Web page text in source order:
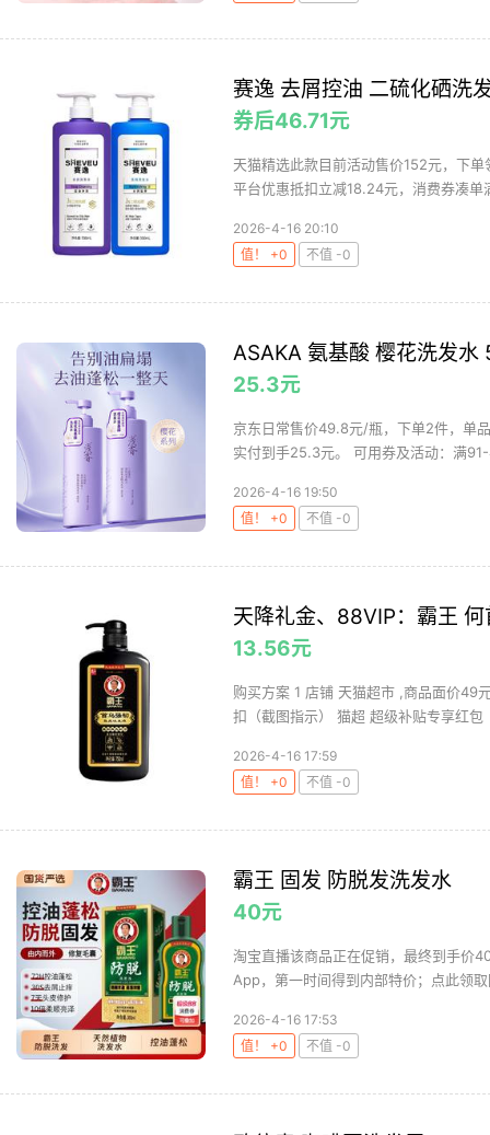
赛逸 去屑控油 二硫化硒洗
券后46.71元
天猫精选此款目前活动售价152元，下
平台优惠抵扣立减18.24元，消费券凑
2026-4-16 20:10
值！ +0
不值 -0
ASAKA 氨基酸 樱花洗发水
25.3元
京东日常售价49.8元/瓶，下单2件，单
实付到手25.3元。 可用券及活动：满
2026-4-16 19:50
值！ +0
不值 -0
天降礼金、88VIP：霸王
13.56元
购买方案 1 店铺 天猫超市 ,商品面价49
扣（截图指示） 猫超 超级补贴专享红包
2026-4-16 17:59
值！ +0
不值 -0
霸王 固发 防脱发洗发水
40元
淘宝直播该商品正在促销，最终到手价
App，第一时间得到内部特价；点此领
2026-4-16 17:53
值！ +0
不值 -0